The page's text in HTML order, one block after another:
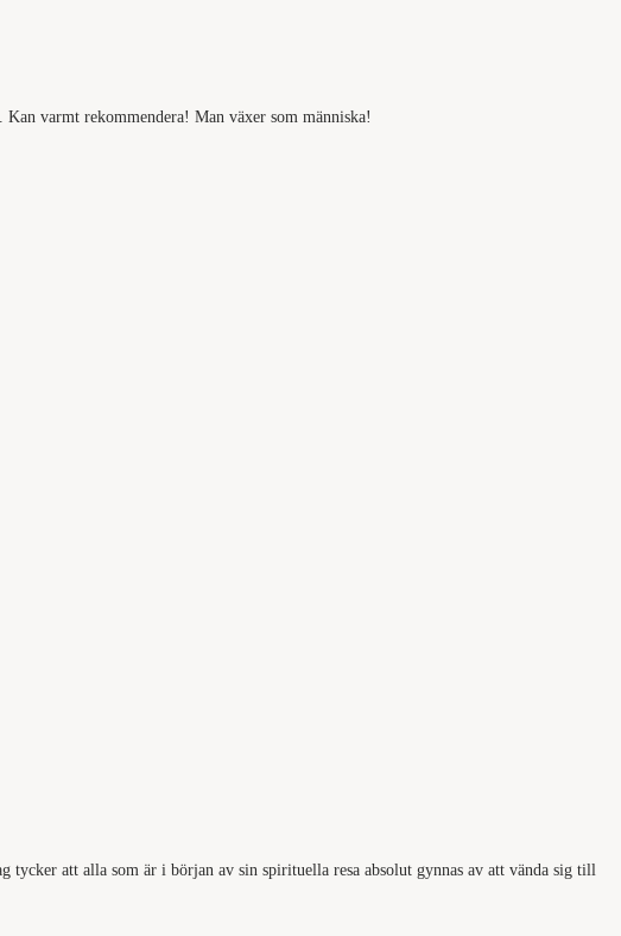
varmt rekommendera! Man växer som människa!
att alla som är i början av sin spirituella resa absolut gynnas av att vända sig till